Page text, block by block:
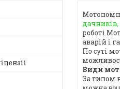
дачників,
аварій і
По суті
Види
За типом